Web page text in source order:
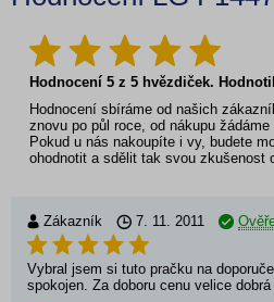
Hodnocení 5 z 5 hvězdiček.
Hodnocení sbíráme od našich
znovu po půl roce, od nákupu žádáme
Pokud u nás nakoupíte i vy, budete
ohodnotit a sdělit tak svou zkušenost
Zákazník 7. 11. 2011
Vybral jsem si tuto pračku na
spokojen. Za doboru cenu velice dobrá